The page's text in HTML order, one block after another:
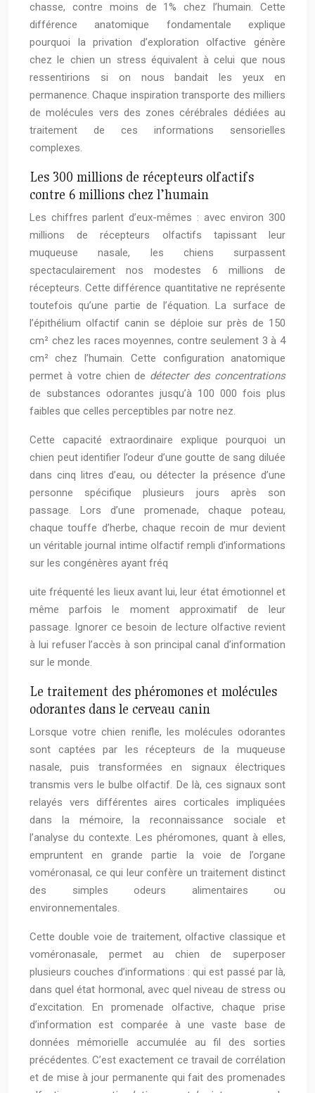
chasse, contre moins de 1% chez l’humain. Cette
différence anatomique fondamentale explique
pourquoi la privation d’exploration olfactive génère
chez le chien un stress équivalent à celui que nous
ressentirions si on nous bandait les yeux en
permanence. Chaque inspiration transporte des milliers
de molécules vers des zones cérébrales dédiées au
traitement de ces informations sensorielles
complexes.
Les 300 millions de récepteurs olfactifs
contre 6 millions chez l’humain
Les chiffres parlent d’eux-mêmes : avec environ 300
millions de récepteurs olfactifs tapissant leur
muqueuse nasale, les chiens surpassent
spectaculairement nos modestes 6 millions de
récepteurs. Cette différence quantitative ne représente
toutefois qu’une partie de l’équation. La surface de
l’épithélium olfactif canin se déploie sur près de 150
cm² chez les races moyennes, contre seulement 3 à 4
cm² chez l’humain. Cette configuration anatomique
permet à votre chien de détecter des concentrations
de substances odorantes jusqu’à 100 000 fois plus
faibles que celles perceptibles par notre nez.
Cette capacité extraordinaire explique pourquoi un
chien peut identifier l’odeur d’une goutte de sang diluée
dans cinq litres d’eau, ou détecter la présence d’une
personne spécifique plusieurs jours après son
passage. Lors d’une promenade, chaque poteau,
chaque touffe d’herbe, chaque recoin de mur devient
un véritable journal intime olfactif rempli d’informations
sur les congénères ayant fréq
uite fréquenté les lieux avant lui, leur état émotionnel et
même parfois le moment approximatif de leur
passage. Ignorer ce besoin de lecture olfactive revient
à lui refuser l’accès à son principal canal d’information
sur le monde.
Le traitement des phéromones et molécules
odorantes dans le cerveau canin
Lorsque votre chien renifle, les molécules odorantes
sont captées par les récepteurs de la muqueuse
nasale, puis transformées en signaux électriques
transmis vers le bulbe olfactif. De là, ces signaux sont
relayés vers différentes aires corticales impliquées
dans la mémoire, la reconnaissance sociale et
l’analyse du contexte. Les phéromones, quant à elles,
empruntent en grande partie la voie de l’organe
voméronasal, ce qui leur confère un traitement distinct
des simples odeurs alimentaires ou
environnementales.
Cette double voie de traitement, olfactive classique et
voméronasale, permet au chien de superposer
plusieurs couches d’informations : qui est passé par là,
dans quel état hormonal, avec quel niveau de stress ou
d’excitation. En promenade olfactive, chaque prise
d’information est comparée à une vaste base de
données mémorielle accumulée au fil des sorties
précédentes. C’est exactement ce travail de corrélation
et de mise à jour permanente qui fait des promenades